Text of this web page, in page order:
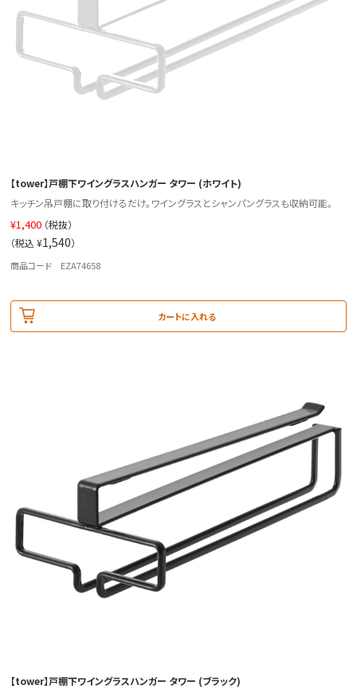
【tower】戸棚下ワイングラスハンガー タワー (ホワイト)
キッチン吊戸棚に取り付けるだけ。ワイングラスとシャンパングラスも収納可能。
¥1,400 （税抜）
（税込 ¥1,540）
商品コード EZA74658
カートに入れる
【tower】戸棚下ワイングラスハンガー タワー (ブラック)